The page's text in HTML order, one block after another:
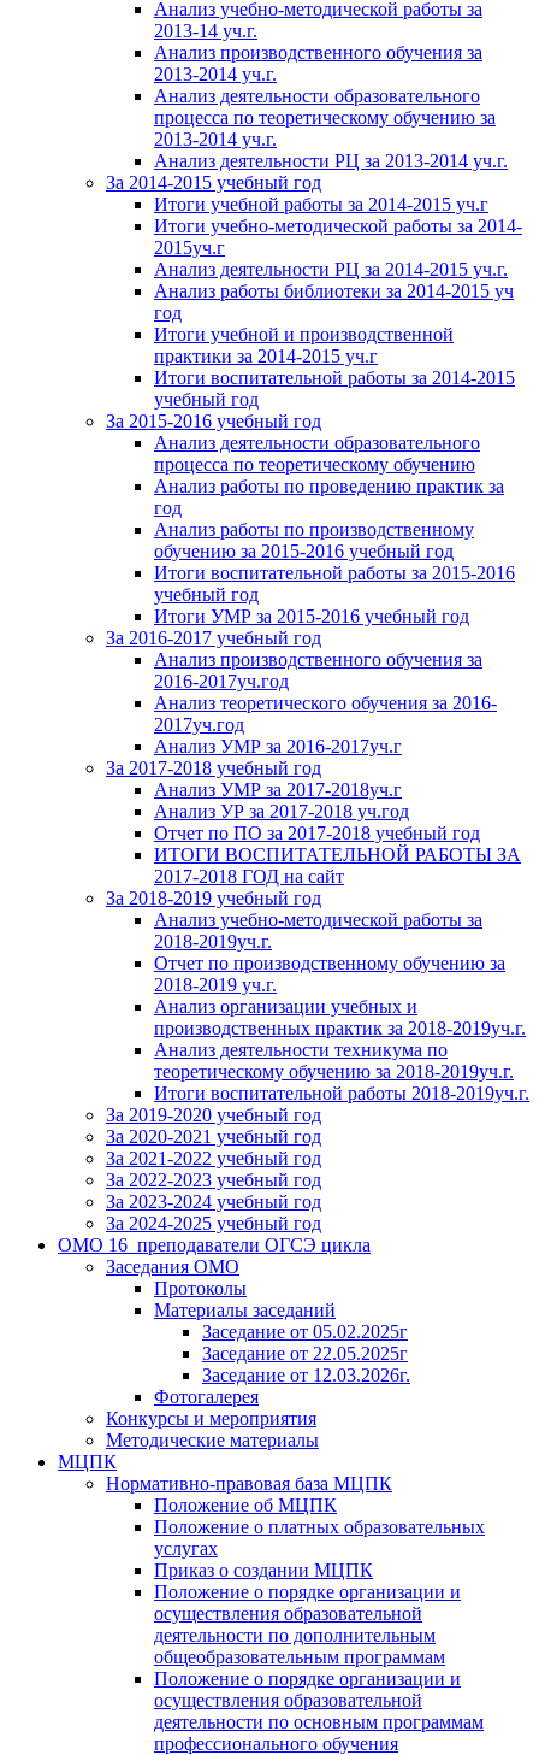
Анализ учебно-методической работы за
2013-14 уч.г.
Анализ производственного обучения за
2013-2014 уч.г.
Анализ деятельности образовательного
процесса по теоретическому обучению за
2013-2014 уч.г.
Анализ деятельности РЦ за 2013-2014 уч.г.
За 2014-2015 учебный год
Итоги учебной работы за 2014-2015 уч.г
Итоги учебно-методической работы за 2014-
2015уч.г
Анализ деятельности РЦ за 2014-2015 уч.г.
Анализ работы библиотеки за 2014-2015 уч
год
Итоги учебной и производственной
практики за 2014-2015 уч.г
Итоги воспитательной работы за 2014-2015
учебный год
За 2015-2016 учебный год
Анализ деятельности образовательного
процесса по теоретическому обучению
Анализ работы по проведению практик за
год
Анализ работы по производственному
обучению за 2015-2016 учебный год
Итоги воспитательной работы за 2015-2016
учебный год
Итоги УМР за 2015-2016 учебный год
За 2016-2017 учебный год
Анализ производственного обучения за
2016-2017уч.год
Анализ теоретического обучения за 2016-
2017уч.год
Анализ УМР за 2016-2017уч.г
За 2017-2018 учебный год
Анализ УМР за 2017-2018уч.г
Анализ УР за 2017-2018 уч.год
Отчет по ПО за 2017-2018 учебный год
ИТОГИ ВОСПИТАТЕЛЬНОЙ РАБОТЫ ЗА
2017-2018 ГОД на сайт
За 2018-2019 учебный год
Анализ учебно-методической работы за
2018-2019уч.г.
Отчет по производственному обучению за
2018-2019 уч.г.
Анализ организации учебных и
производственных практик за 2018-2019уч.г.
Анализ деятельности техникума по
теоретическому обучению за 2018-2019уч.г.
Итоги воспитательной работы 2018-2019уч.г.
За 2019-2020 учебный год
За 2020-2021 учебный год
За 2021-2022 учебный год
За 2022-2023 учебный год
За 2023-2024 учебный год
За 2024-2025 учебный год
ОМО 16_преподаватели ОГСЭ цикла
Заседания ОМО
Протоколы
Материалы заседаний
Заседание от 05.02.2025г
Заседание от 22.05.2025г
Заседание от 12.03.2026г.
Фотогалерея
Конкурсы и мероприятия
Методические материалы
МЦПК
Нормативно-правовая база МЦПК
Положение об МЦПК
Положение о платных образовательных
услугах
Приказ о создании МЦПК
Положение о порядке организации и
осуществления образовательной
деятельности по дополнительным
общеобразовательным программам
Положение о порядке организации и
осуществления образовательной
деятельности по основным программам
профессионального обучения